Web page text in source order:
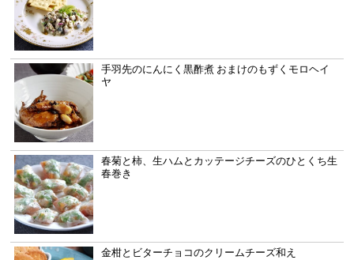
手羽先のにんにく黒酢煮 おまけのもずくモロヘイ
ヤ
春菊と柿、生ハムとカッテージチーズのひとくち生
春巻き
金柑とビターチョコのクリームチーズ和え